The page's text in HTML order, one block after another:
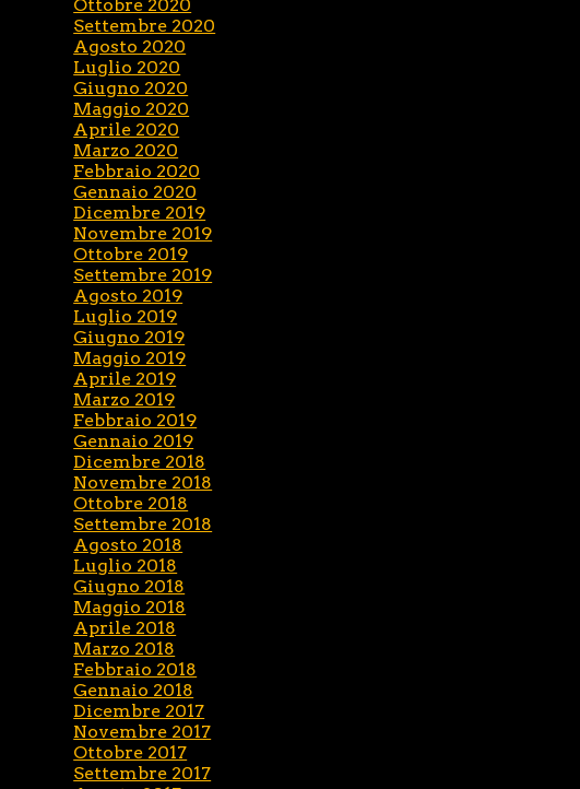
Ottobre 2020
Settembre 2020
Agosto 2020
Luglio 2020
Giugno 2020
Maggio 2020
Aprile 2020
Marzo 2020
Febbraio 2020
Gennaio 2020
Dicembre 2019
Novembre 2019
Ottobre 2019
Settembre 2019
Agosto 2019
Luglio 2019
Giugno 2019
Maggio 2019
Aprile 2019
Marzo 2019
Febbraio 2019
Gennaio 2019
Dicembre 2018
Novembre 2018
Ottobre 2018
Settembre 2018
Agosto 2018
Luglio 2018
Giugno 2018
Maggio 2018
Aprile 2018
Marzo 2018
Febbraio 2018
Gennaio 2018
Dicembre 2017
Novembre 2017
Ottobre 2017
Settembre 2017